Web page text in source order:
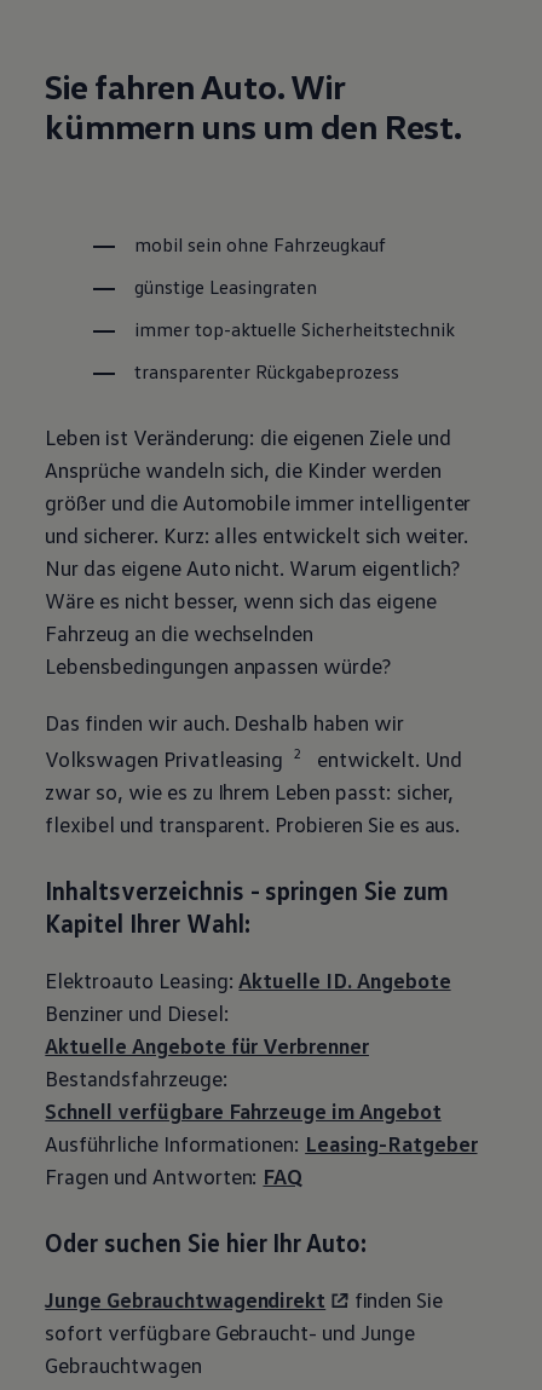
Sie fahren Auto. Wir
kümmern uns um den Rest.
mobil sein ohne Fahrzeugkauf
günstige Leasingraten
immer top-aktuelle Sicherheitstechnik
transparenter Rückgabeprozess
Leben ist Veränderung: die eigenen Ziele und
Ansprüche wandeln sich, die Kinder werden
größer und die Automobile immer intelligenter
und sicherer. Kurz: alles entwickelt sich weiter.
Nur das eigene Auto nicht. Warum eigentlich?
Wäre es nicht besser, wenn sich das eigene
Fahrzeug an die wechselnden
Lebensbedingungen anpassen würde?
Das finden wir auch. Deshalb haben wir
Volkswagen Privatleasing 2
entwickelt. Und
zwar so, wie es zu Ihrem Leben passt: sicher,
flexibel und transparent. Probieren Sie es aus.
Inhaltsverzeichnis - springen Sie zum
Kapitel Ihrer Wahl:
Elektroauto Leasing:Aktuelle ID. Angebote
Benziner und Diesel:
Aktuelle Angebote für Verbrenner
Bestandsfahrzeuge:
Schnell verfügbare Fahrzeuge im Angebot
Ausführliche Informationen: Leasing-Ratgeber
Fragen und Antworten: FAQ
Oder suchen Sie hier Ihr Auto:
Junge Gebrauchtwagendirekt
finden Sie
sofort verfügbare Gebraucht- und Junge
Gebrauchtwagen